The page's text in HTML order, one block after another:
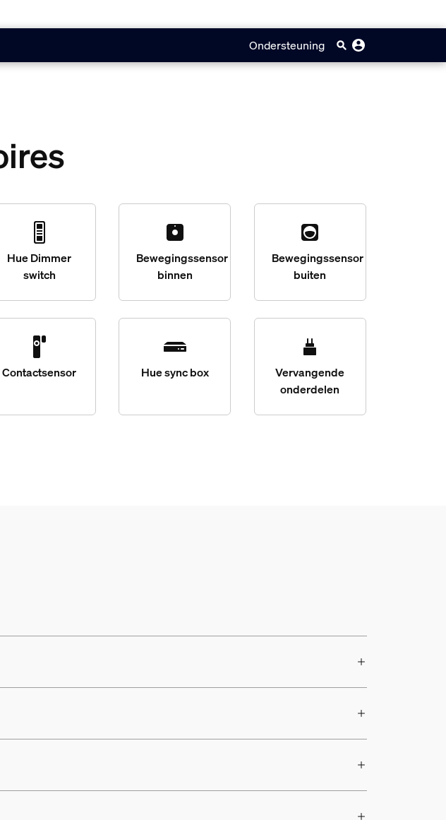
Ondersteuning
Hue Dimmer
switch
Bewegingssensor
binnen
Bewegingssensor
buiten
Contactsensor Hue sync box
Vervangende
onderdelen